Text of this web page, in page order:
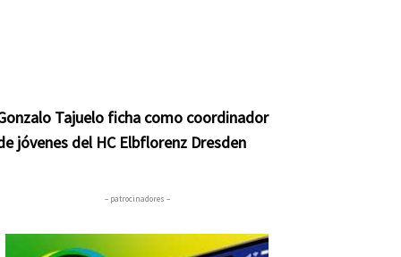
Tajuelo ficha como coordinador
jóvenes del HC Elbflorenz Dresden
– patrocinadores –